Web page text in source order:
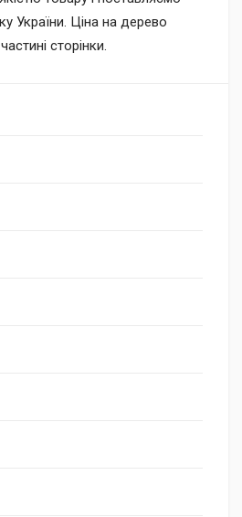
України. Ціна на дерево
сторінки.